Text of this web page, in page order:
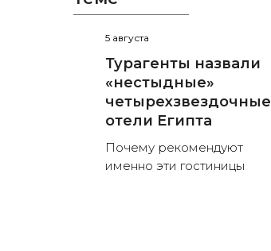
5 августа
Турагенты назвали
«нестыдные»
четырехзвездочные
отели Египта
Почему рекомендуют
именно эти гостиницы